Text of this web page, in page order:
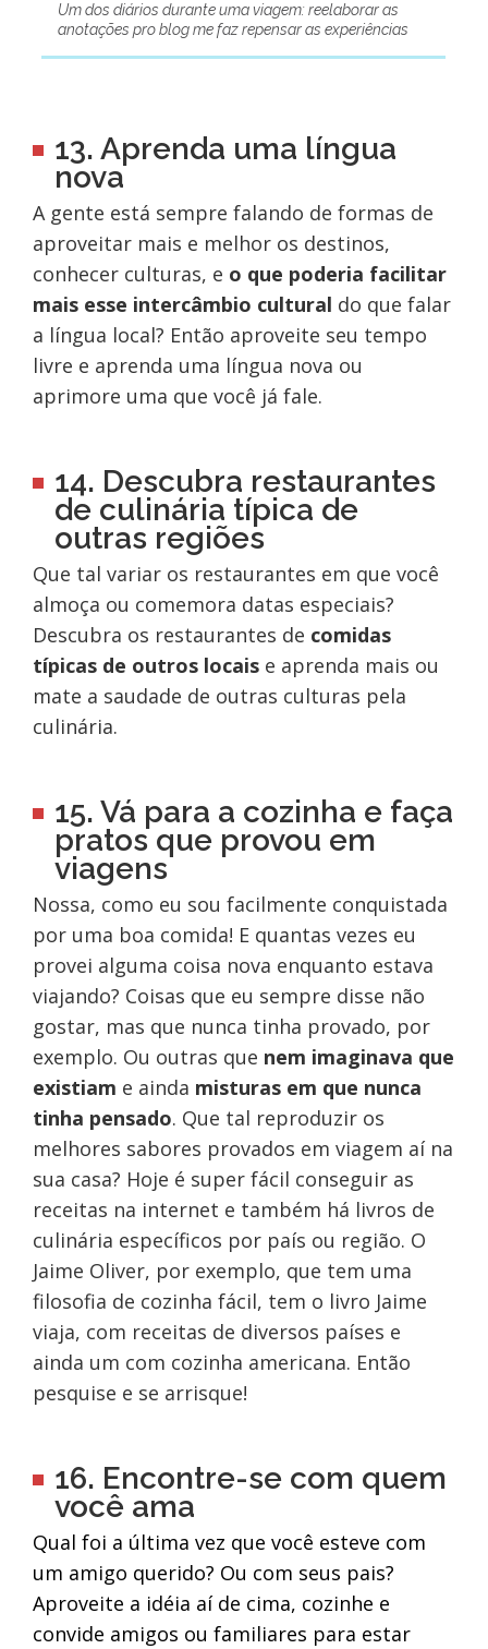
Um dos diários durante uma viagem: reelaborar as
anotações pro blog me faz repensar as experiências
13. Aprenda uma língua
nova
A gente está sempre falando de formas de
aproveitar mais e melhor os destinos,
conhecer culturas, e o que poderia facilitar
mais esse intercâmbio cultural do que falar
a língua local? Então aproveite seu tempo
livre e aprenda uma língua nova ou
aprimore uma que você já fale.
14. Descubra restaurantes
de culinária típica de
outras regiões
Que tal variar os restaurantes em que você
almoça ou comemora datas especiais?
Descubra os restaurantes de comidas
típicas de outros locaise aprenda mais ou
mate a saudade de outras culturas pela
culinária.
15. Vá para a cozinha e faça
pratos que provou em
viagens
Nossa, como eu sou facilmente conquistada
por uma boa comida! E quantas vezes eu
provei alguma coisa nova enquanto estava
viajando? Coisas que eu sempre disse não
gostar, mas que nunca tinha provado, por
exemplo. Ou outras que nem imaginava que
existiam e ainda misturas em que nunca
tinha pensado. Que tal reproduzir os
melhores sabores provados em viagem aí na
sua casa? Hoje é super fácil conseguir as
receitas na internet e também há livros de
culinária específicos por país ou região. O
Jaime Oliver, por exemplo, que tem uma
filosofia de cozinha fácil, tem o livro Jaime
viaja, com receitas de diversos países e
ainda um com cozinha americana. Então
pesquise e se arrisque!
16. Encontre-se com quem
você ama
Qual foi a última vez que você esteve com
um amigo querido? Ou com seus pais?
Aproveite a idéia aí de cima, cozinhe e
convide amigos ou familiares para estar